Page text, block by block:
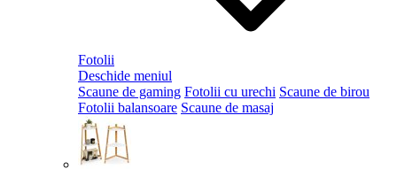
Fotolii
Deschide meniul
Scaune de gaming Fotolii cu urechi Scaune de birou
Fotolii balansoare Scaune de masaj